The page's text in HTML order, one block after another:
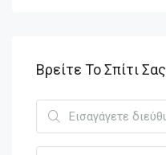
Βρείτε Το Σπίτι Σας